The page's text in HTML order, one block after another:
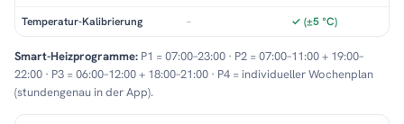
Temperatur-Kalibrierung – ✓ (±5 °C)
Smart-Heizprogramme: P1 = 07:00–23:00 · P2 = 07:00–11:00 + 19:00–
22:00 · P3 = 06:00–12:00 + 18:00–21:00 · P4 = individueller Wochenplan
(stundengenau in der App).